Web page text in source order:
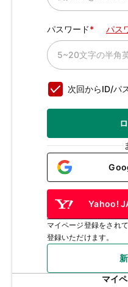
パスワード パス
次回からID/パ
Yahoo!
マイページ登録をされ
登録いただけます。
マイ